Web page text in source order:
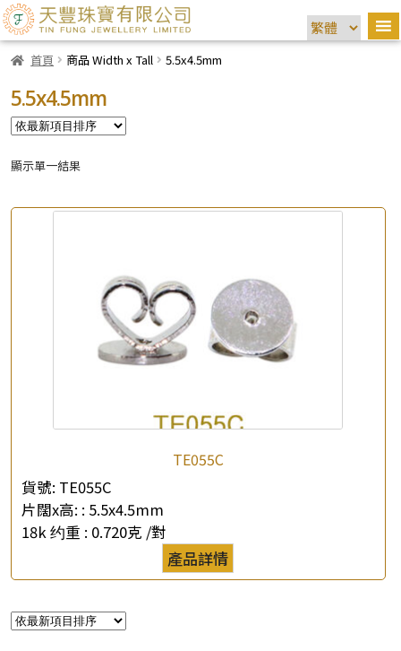
首頁 商品 Width x Tall 5.5x4.5mm
5.5x4.5mm
顯示單一結果
TE055C
貨號: TE055C
片闊x高: : 5.5x4.5mm
18k 约重 : 0.720克 /對
產品詳情
產品查詢
*你的名字
公司名稱